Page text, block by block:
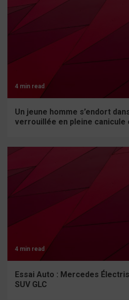
4 min read
Un jeune homme s’endort
verrouillée en pleine canicule
4 min read
Essai Auto : Mercedes
SUV GLC